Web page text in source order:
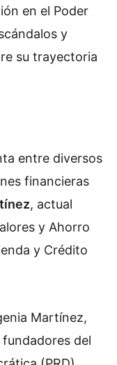
en el Poder
y
su trayectoria
entre diversos
financieras
, actual
y Ahorro
y Crédito
Martínez,
del